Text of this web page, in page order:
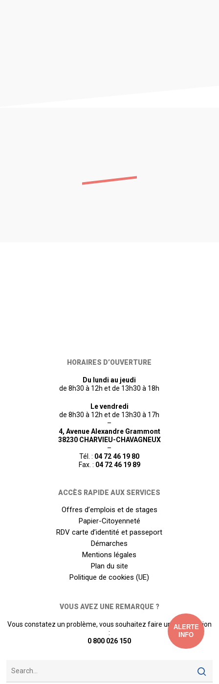
HORAIRES D’OUVERTURE
Du lundi au jeudi
de 8h30 à 12h et de 13h30 à 18h
Le vendredi
de 8h30 à 12h et de 13h30 à 17h
–
4, Avenue Alexandre Grammont
38230 CHARVIEU-CHAVAGNEUX
–
Tél. : 04 72 46 19 80
Fax. : 04 72 46 19 89
ACCÈS RAPIDE AUX SERVICES
Offres d’emplois et de stages
Papier-Citoyenneté
RDV carte d’identité et passeport
Démarches
Mentions légales
Plan du site
Politique de cookies (UE)
VOUS AVEZ UNE REMARQUE ?
Vous constatez un problème, vous souhaitez faire une proposition
:
0 800 026 150
ALERTE
INFO